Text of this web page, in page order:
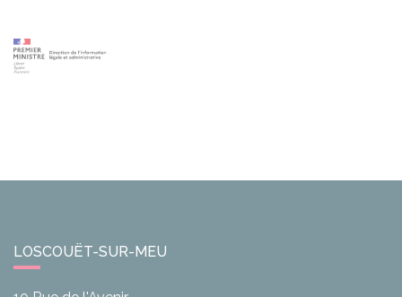
LOSCOUËT-SUR-MEU